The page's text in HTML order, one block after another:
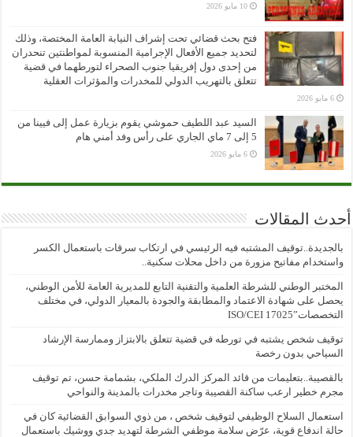
10 مايو 2026
فتح بحث قضائي تحت إشراف النيابة العامة المختصة، وذلك
لتحديد جميع الأفعال الإجرامية المنسوبة لمواطنتين تنحدران
من إحدى دول إفريقيا جنوب الصحراء لتورطهما في قضية
تتعلق بالتهريب الدولي للمخدرات والمؤثرات العقلية
6 مايو 2026
السيد عبد اللطيف حموشي يقوم بزيارة عمل إلى فيينا من
5 إلى 7 ماي الجاري على رأس وفد أمني هام
6 مايو 2026
أحدث المقالات
بالجديدة..توقيف المشتبه فيه الرئيسي في ارتكاب سرقات باستعمال الكسر
واستخدام مفاتيح مزورة من داخل محلات سكنية..
المختبر الوطني للشرطة العلمية والتقنية التابع للمديرية العامة للأمن الوطني،
يحصل على شهادة الاعتماد والمطابقة والجودة بالمعيار الدولي، في مختلف
التخصصات”ISO/CEI 17025
توقيف شخص يشتبه في تورطه في قضية تتعلق بالابتزاز وممارسة الإرشاد
السياحي بدون رخصة
بالقصيبة..بتعليمات من قائد المركز الدرك الملكي، بشمامة حسن، تم توقيف
مجرم خطير ارعب ساكنة القصيبة وتاجر مخدرات بالمدينة والنواحي
استعمال السلاح الوظيفي لتوقيف شخص ، من ذوي السوابق القضائية كان في
حالة اندفاع قوية، عرّض سلامة موظفي الشرطة لتهديد جدي ووشيك باستعمال